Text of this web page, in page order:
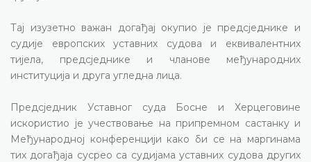
Тај изузетно важан догађај окупио је предсједнике и
судије европских уставних судова и еквивалентних
тијела, предсједнике и чланове међународних
институција и друга угледна лица.
Предсједник Уставног суда Босне и Херцеговине
искористио је учествовање на припремном састанку и
Међународној конференцији како би се на маргинама
тих догађаја сусрео са судијама уставних судова других